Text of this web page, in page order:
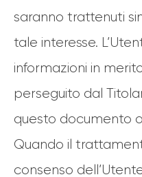
saranno trattenuti
tale interesse.
informazioni in
perseguito dal
questo documento
Quando il
consenso